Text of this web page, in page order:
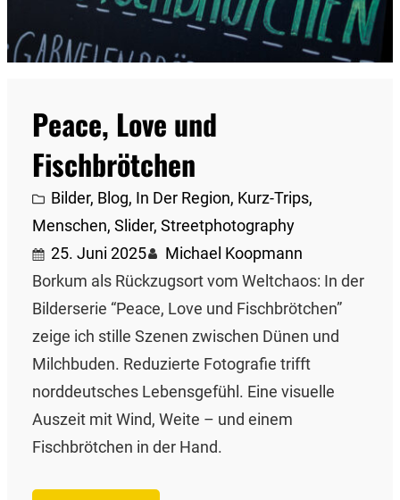
Peace, Love und
Fischbrötchen
Bilder, Blog, In Der Region, Kurz-Trips
Menschen, Slider, Streetphotography
25. Juni 2025
Michael Koopmann
Borkum als Rückzugsort vom Weltchaos: In der
Bilderserie “Peace, Love und Fischbrötchen”
zeige ich stille Szenen zwischen Dünen und
Milchbuden. Reduzierte Fotografie trifft
norddeutsches Lebensgefühl. Eine visuelle
Auszeit mit Wind, Weite – und einem
Fischbrötchen in der Hand.